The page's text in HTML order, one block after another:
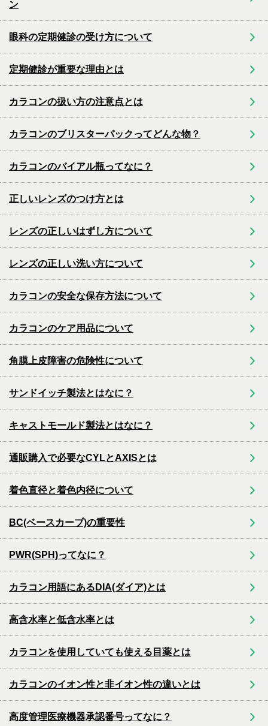
ン
眼科の定期健診の受け方について
定期健診が重要な理由とは
カラコンの扱い方の注意点とは
カラコンのブリスターパックってどんな物？
カラコンのバイアル瓶ってなに？
正しいレンズのつけ方とは
レンズの正しいはずし方について
レンズの正しい洗い方について
カラコンの安全な保存方法について
カラコンのケア用品について
角膜上皮障害の危険性について
サンドイッチ製法とはなに？
キャストモールド製法とはなに？
通販購入で必要なCYLとAXISとは
着色直径と着色内径について
BC(ベースカーブ)の重要性
PWR(SPH)ってなに？
カラコン用語にあるDIA(ダイア)とは
高含水率と低含水率とは
カラコンを使用していても使える目薬とは
カラコンのイオン性と非イオン性の違いとは
高度管理医療機器承認番号ってなに？